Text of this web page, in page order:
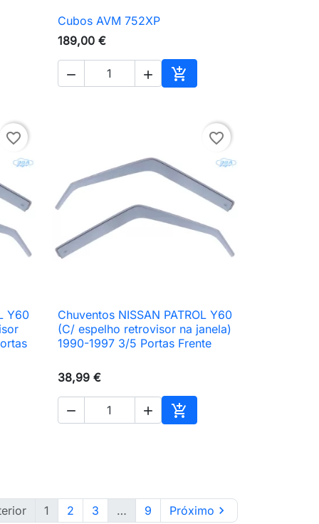
ao carrinho
 Vista rápida
Cubos AVM 752XP
189,00 €
  
Adicionar ao carrinho
favorite_border
Y60
ao carrinho
favorite_border
 Vista rápida
Chuventos NISSAN PATROL Y60
(C/ espelho retrovisor na janela)
1990-1997 3/5 Portas Frente
38,99 €
  
Adicionar ao carrinho
1 2 3 … 9 Próximo 